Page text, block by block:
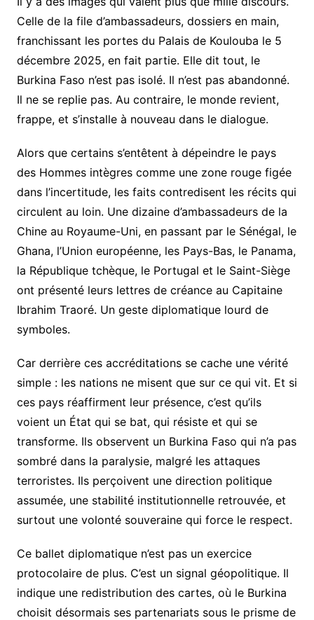
Celle de la file d’ambassadeurs, dossiers en main,
franchissant les portes du Palais de Koulouba le 5
décembre 2025, en fait partie. Elle dit tout, le
Burkina Faso n’est pas isolé. Il n’est pas abandonné.
Il ne se replie pas. Au contraire, le monde revient,
frappe, et s’installe à nouveau dans le dialogue.
Alors que certains s’entêtent à dépeindre le pays
des Hommes intègres comme une zone rouge figée
dans l’incertitude, les faits contredisent les récits qui
circulent au loin. Une dizaine d’ambassadeurs de la
Chine au Royaume-Uni, en passant par le Sénégal, le
Ghana, l’Union européenne, les Pays-Bas, le Panama,
la République tchèque, le Portugal et le Saint-Siège
ont présenté leurs lettres de créance au Capitaine
Ibrahim Traoré. Un geste diplomatique lourd de
symboles.
Car derrière ces accréditations se cache une vérité
simple : les nations ne misent que sur ce qui vit. Et si
ces pays réaffirment leur présence, c’est qu’ils
voient un État qui se bat, qui résiste et qui se
transforme. Ils observent un Burkina Faso qui n’a pas
sombré dans la paralysie, malgré les attaques
terroristes. Ils perçoivent une direction politique
assumée, une stabilité institutionnelle retrouvée, et
surtout une volonté souveraine qui force le respect.
Ce ballet diplomatique n’est pas un exercice
protocolaire de plus. C’est un signal géopolitique. Il
indique une redistribution des cartes, où le Burkina
choisit désormais ses partenariats sous le prisme de